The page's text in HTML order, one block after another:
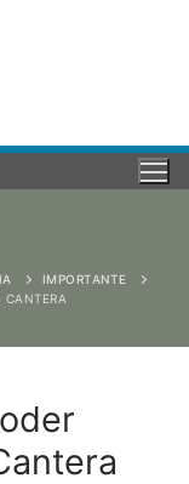
IMPORTANTE
CANTERA